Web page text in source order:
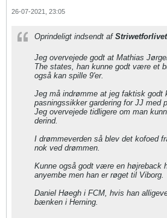
26-07-2021, 23:05
Oprindeligt indsendt af
Jeg overvejede godt at Mathias
The states, han kunne godt være et
også kan spille 9'er.
Jeg må indrømme at jeg faktisk
pasningssikker gardering for JJ med
Jeg overvejede tidligere om man
derind.
​​​I drømmeverden så blev det kofoed
nok ved drømmen.
Kunne også godt være en højreback
anyembe men han er røget til Viborg.
Daniel Høegh i FCM, hvis han
bænken i Herning.